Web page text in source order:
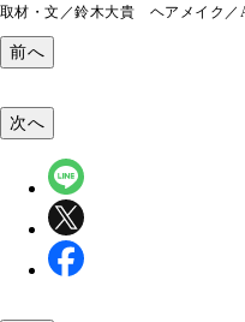
取材・文／鈴木大貴 ヘアメイク／
前へ
次へ